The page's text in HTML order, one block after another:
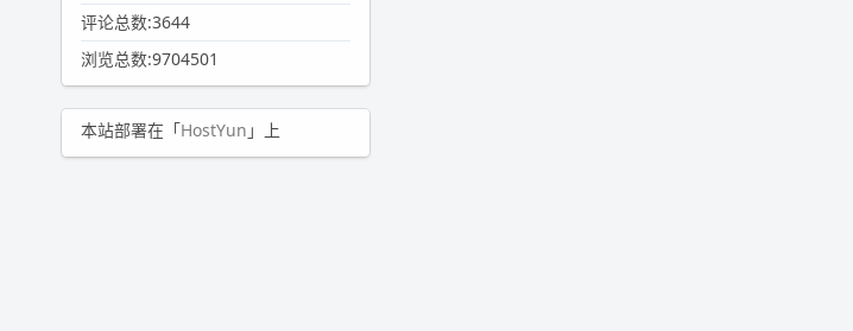
评论总数:3644
浏览总数:9704501
本站部署在「HostYun 」上